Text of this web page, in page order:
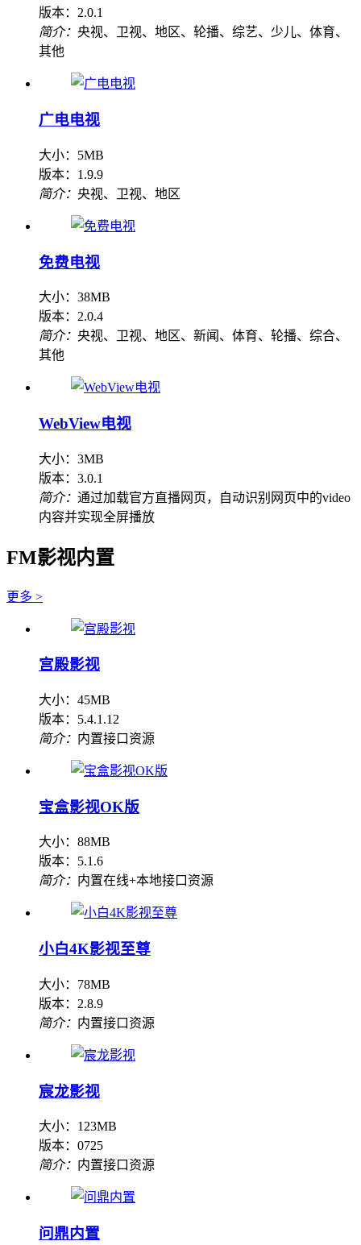
版本：2.0.1
简介： 央视、卫视、地区、轮播、综艺、少儿、体育、
其他
广电电视
大小：5MB
版本：1.9.9
简介： 央视、卫视、地区
免费电视
大小：38MB
版本：2.0.4
简介： 央视、卫视、地区、新闻、体育、轮播、综合、
其他
WebView电视
大小：3MB
版本：3.0.1
简介： 通过加载官方直播网页，自动识别网页中的video
内容并实现全屏播放
FM影视内置
更多 >
宫殿影视
大小：45MB
版本：5.4.1.12
简介： 内置接口资源
宝盒影视OK版
大小：88MB
版本：5.1.6
简介： 内置在线+本地接口资源
小白4K影视至尊
大小：78MB
版本：2.8.9
简介： 内置接口资源
宸龙影视
大小：123MB
版本：0725
简介： 内置接口资源
问鼎内置